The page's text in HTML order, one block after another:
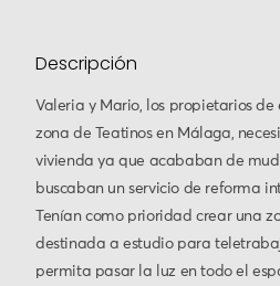
Descripción
Valeria y Mario, los propietarios de
zona de Teatinos en Málaga,
vivienda ya que acababan de
buscaban un servicio de reforma
Tenían como prioridad crear una
destinada a estudio para
permita pasar la luz en todo el